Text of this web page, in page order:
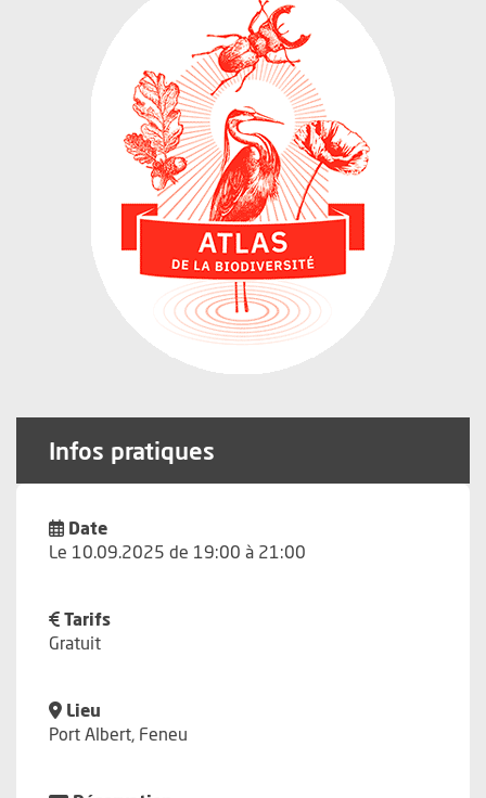
Infos pratiques
Date
Le 10.09.2025 de 19:00 à 21:00
Tarifs
Gratuit
Lieu
Port Albert, Feneu